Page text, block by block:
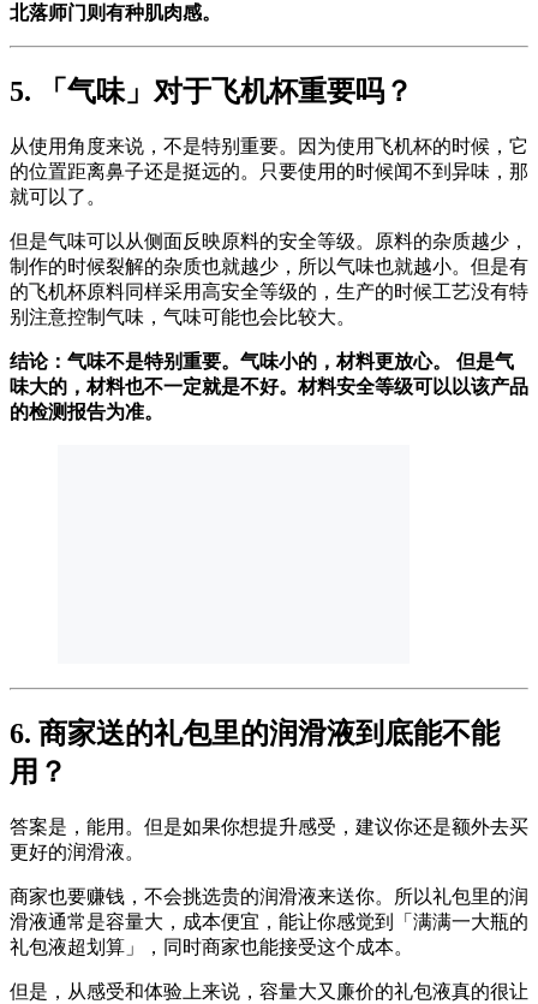
北落师门则有种肌肉感。
5. 「气味」对于飞机杯重要吗？
从使用角度来说，不是特别重要。因为使用飞机杯的时候，它
的位置距离鼻子还是挺远的。只要使用的时候闻不到异味，那
就可以了。
但是气味可以从侧面反映原料的安全等级。原料的杂质越少，
制作的时候裂解的杂质也就越少，所以气味也就越小。但是有
的飞机杯原料同样采用高安全等级的，生产的时候工艺没有特
别注意控制气味，气味可能也会比较大。
结论：气味不是特别重要。气味小的，材料更放心。 但是气
味大的，材料也不一定就是不好。材料安全等级可以以该产品
的检测报告为准。
6. 商家送的礼包里的润滑液到底能不能
用？
答案是，能用。但是如果你想提升感受，建议你还是额外去买
更好的润滑液。
商家也要赚钱，不会挑选贵的润滑液来送你。所以礼包里的润
滑液通常是容量大，成本便宜，能让你感觉到「满满一大瓶的
礼包液超划算」，同时商家也能接受这个成本。
但是，从感受和体验上来说，容量大又廉价的礼包液真的很让